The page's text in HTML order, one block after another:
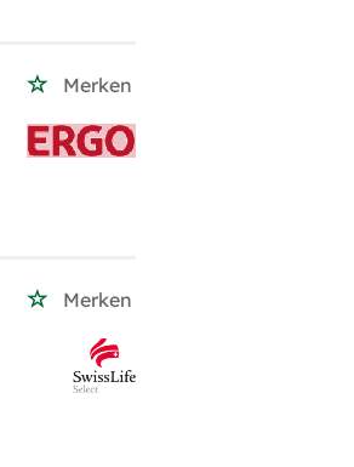
Merken
Merken